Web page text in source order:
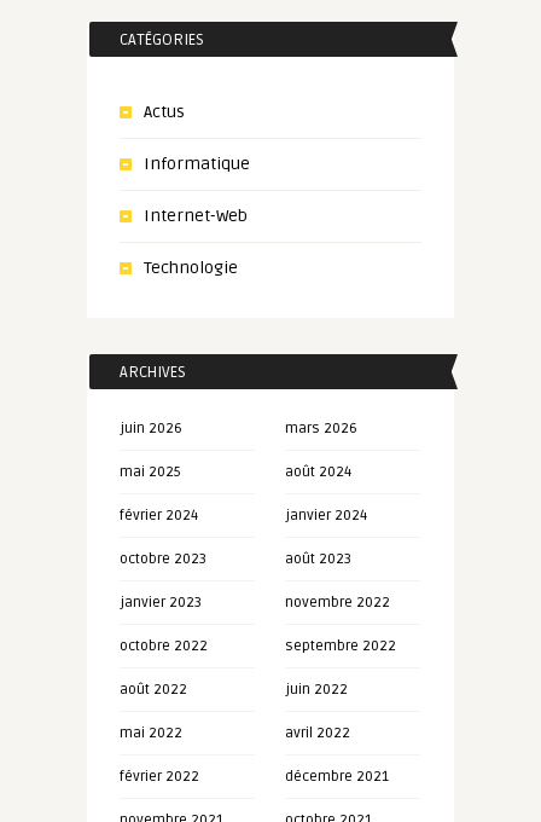
CATÉGORIES
Actus
Informatique
Internet-Web
Technologie
ARCHIVES
juin 2026 mars 2026
mai 2025 août 2024
février 2024 janvier 2024
octobre 2023 août 2023
janvier 2023 novembre 2022
octobre 2022 septembre 2022
août 2022 juin 2022
mai 2022 avril 2022
février 2022 décembre 2021